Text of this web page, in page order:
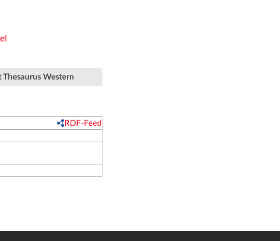
Thesaurus Western
RDF-Feed